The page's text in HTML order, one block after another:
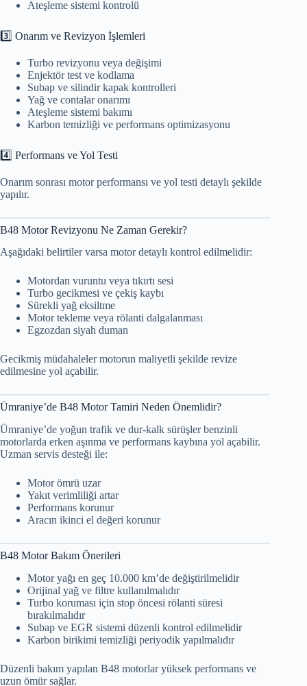
Ateşleme sistemi kontrolü
3️⃣ Onarım ve Revizyon İşlemleri
Turbo revizyonu veya değişimi
Enjektör test ve kodlama
Subap ve silindir kapak kontrolleri
Yağ ve contalar onarımı
Ateşleme sistemi bakımı
Karbon temizliği ve performans optimizasyonu
4️⃣ Performans ve Yol Testi
Onarım sonrası motor performansı ve yol testi detaylı şekilde
yapılır.
B48 Motor Revizyonu Ne Zaman Gerekir?
Aşağıdaki belirtiler varsa motor detaylı kontrol edilmelidir:
Motordan vuruntu veya tıkırtı sesi
Turbo gecikmesi ve çekiş kaybı
Sürekli yağ eksiltme
Motor tekleme veya rölanti dalgalanması
Egzozdan siyah duman
Gecikmiş müdahaleler motorun maliyetli şekilde revize
edilmesine yol açabilir.
Ümraniye’de B48 Motor Tamiri Neden Önemlidir?
Ümraniye’de yoğun trafik ve dur-kalk sürüşler benzinli
motorlarda erken aşınma ve performans kaybına yol açabilir.
Uzman servis desteği ile:
Motor ömrü uzar
Yakıt verimliliği artar
Performans korunur
Aracın ikinci el değeri korunur
B48 Motor Bakım Önerileri
Motor yağı en geç 10.000 km’de değiştirilmelidir
Orijinal yağ ve filtre kullanılmalıdır
Turbo koruması için stop öncesi rölanti süresi
bırakılmalıdır
Subap ve EGR sistemi düzenli kontrol edilmelidir
Karbon birikimi temizliği periyodik yapılmalıdır
Düzenli bakım yapılan B48 motorlar yüksek performans ve
uzun ömür sağlar.